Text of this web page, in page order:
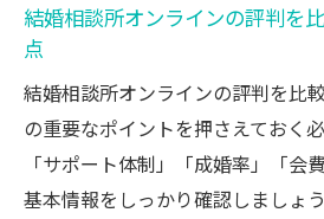
結婚相談所オンラインの評判を
点
結婚相談所オンラインの評判を比
の重要なポイントを押さえておく
「サポート体制」「成婚率」「会
基本情報をしっかり確認しましょ